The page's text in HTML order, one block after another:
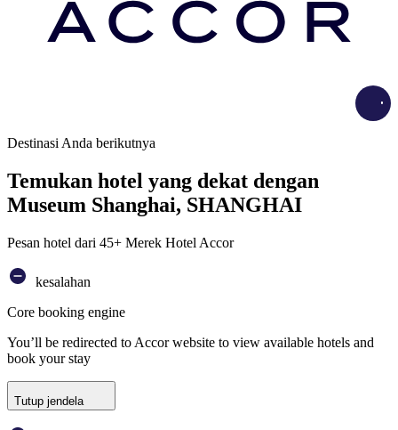
Destinasi Anda berikutnya
Temukan hotel yang dekat dengan
Museum Shanghai, SHANGHAI
Pesan hotel dari 45+ Merek Hotel Accor
kesalahan
Core booking engine
You’ll be redirected to Accor website to view available hotels and
book your stay
Tutup jendela